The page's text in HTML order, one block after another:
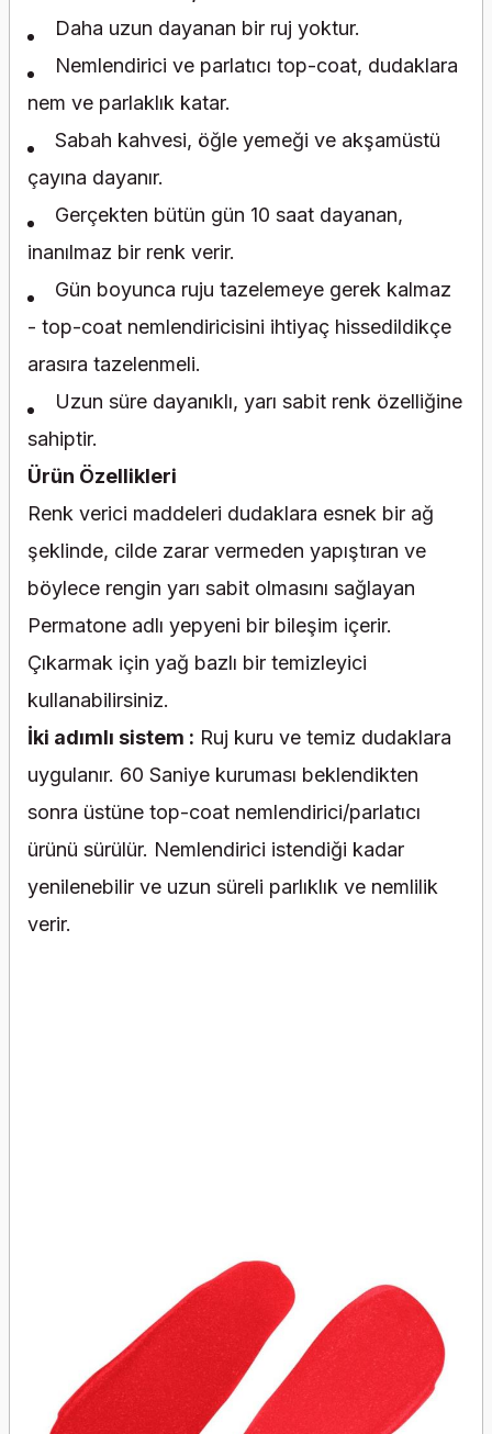
Daha uzun dayanan bir ruj yoktur.
Nemlendirici ve parlatıcı top-coat, dudaklara
nem ve parlaklık katar.
Sabah kahvesi, öğle yemeği ve akşamüstü
çayına dayanır.
Gerçekten bütün gün 10 saat dayanan,
inanılmaz bir renk verir.
Gün boyunca ruju tazelemeye gerek kalmaz
- top-coat nemlendiricisini ihtiyaç hissedildikçe
arasıra tazelenmeli.
Uzun süre dayanıklı, yarı sabit renk özelliğine
sahiptir.
Ürün Özellikleri
Renk verici maddeleri dudaklara esnek bir ağ
şeklinde, cilde zarar vermeden yapıştıran ve
böylece rengin yarı sabit olmasını sağlayan
Permatone adlı yepyeni bir bileşim içerir.
Çıkarmak için yağ bazlı bir temizleyici
kullanabilirsiniz.
İki adımlı sistem : Ruj kuru ve temiz dudaklara
uygulanır. 60 Saniye kuruması beklendikten
sonra üstüne top-coat nemlendirici/parlatıcı
ürünü sürülür. Nemlendirici istendiği kadar
yenilenebilir ve uzun süreli parlıklık ve nemlilik
verir.